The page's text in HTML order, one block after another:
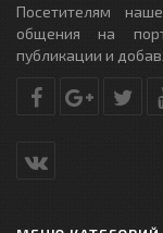
Посетителям
общения на
публикации и